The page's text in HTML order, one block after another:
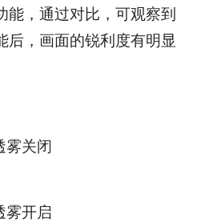
能，通过对比，可观察到
后，画面的锐利度有明显
雾关闭
雾开启